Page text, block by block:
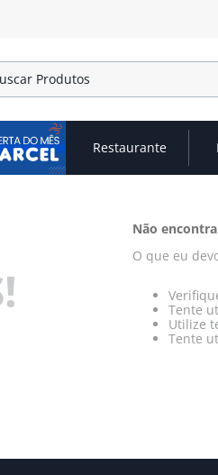
do mês Restaurante
Não
O que eu
Tente
Utilize
Tente